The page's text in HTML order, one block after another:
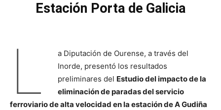
Estación Porta de Galicia
L
a Diputación de Ourense, a través del
Inorde, presentó los resultados
preliminares del Estudio del impacto de la
eliminación de paradas del servicio
ferroviario de alta velocidad en la estación de A Gudiña